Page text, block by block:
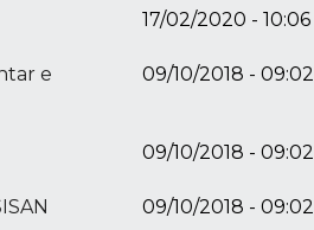
17/02/2020 - 10:06
e
09/10/2018 - 09:02
09/10/2018 - 09:02
09/10/2018 - 09:02